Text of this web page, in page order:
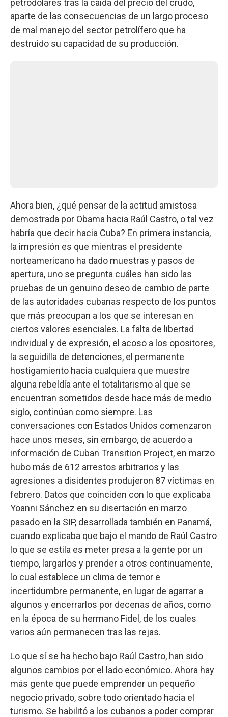
petrodólares tras la caída del precio del crudo,
aparte de las consecuencias de un largo proceso
de mal manejo del sector petrolífero que ha
destruido su capacidad de su producción.
Ahora bien, ¿qué pensar de la actitud amistosa
demostrada por Obama hacia Raúl Castro, o tal vez
habría que decir hacia Cuba? En primera instancia,
la impresión es que mientras el presidente
norteamericano ha dado muestras y pasos de
apertura, uno se pregunta cuáles han sido las
pruebas de un genuino deseo de cambio de parte
de las autoridades cubanas respecto de los puntos
que más preocupan a los que se interesan en
ciertos valores esenciales. La falta de libertad
individual y de expresión, el acoso a los opositores,
la seguidilla de detenciones, el permanente
hostigamiento hacia cualquiera que muestre
alguna rebeldía ante el totalitarismo al que se
encuentran sometidos desde hace más de medio
siglo, continúan como siempre. Las
conversaciones con Estados Unidos comenzaron
hace unos meses, sin embargo, de acuerdo a
información de Cuban Transition Project, en marzo
hubo más de 612 arrestos arbitrarios y las
agresiones a disidentes produjeron 87 víctimas en
febrero. Datos que coinciden con lo que explicaba
Yoanni Sánchez en su disertación en marzo
pasado en la SIP, desarrollada también en Panamá,
cuando explicaba que bajo el mando de Raúl Castro
lo que se estila es meter presa a la gente por un
tiempo, largarlos y prender a otros continuamente,
lo cual establece un clima de temor e
incertidumbre permanente, en lugar de agarrar a
algunos y encerrarlos por decenas de años, como
en la época de su hermano Fidel, de los cuales
varios aún permanecen tras las rejas.
Lo que sí se ha hecho bajo Raúl Castro, han sido
algunos cambios por el lado económico. Ahora hay
más gente que puede emprender un pequeño
negocio privado, sobre todo orientado hacia el
turismo. Se habilitó a los cubanos a poder comprar